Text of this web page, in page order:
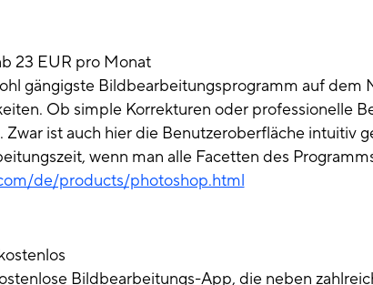
23 EUR pro Monat
gängigste Bildbearbeitungsprogramm auf dem
Ob simple Korrekturen oder professionelle
Zwar ist auch hier die Benutzeroberfläche intuitiv
wenn man alle Facetten des
de/products/photoshop.html
Bildbearbeitungs-App, die neben